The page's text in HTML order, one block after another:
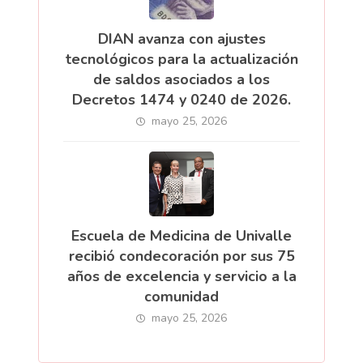
DIAN avanza con ajustes
tecnológicos para la actualización
de saldos asociados a los
Decretos 1474 y 0240 de 2026.
mayo 25, 2026
Escuela de Medicina de Univalle
recibió condecoración por sus 75
años de excelencia y servicio a la
comunidad
mayo 25, 2026